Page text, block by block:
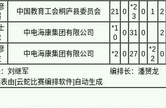
中国教育工会桐庐县委员会 21 0
*2
3
0 1 2
中电海康集团有限公司
*1
0
0 31 0 2
中电海康集团有限公司 *2 0 27 0
*2
2
0
刘继军
编排长：潘赟龙
由[云蛇比赛编排软件]自动生成